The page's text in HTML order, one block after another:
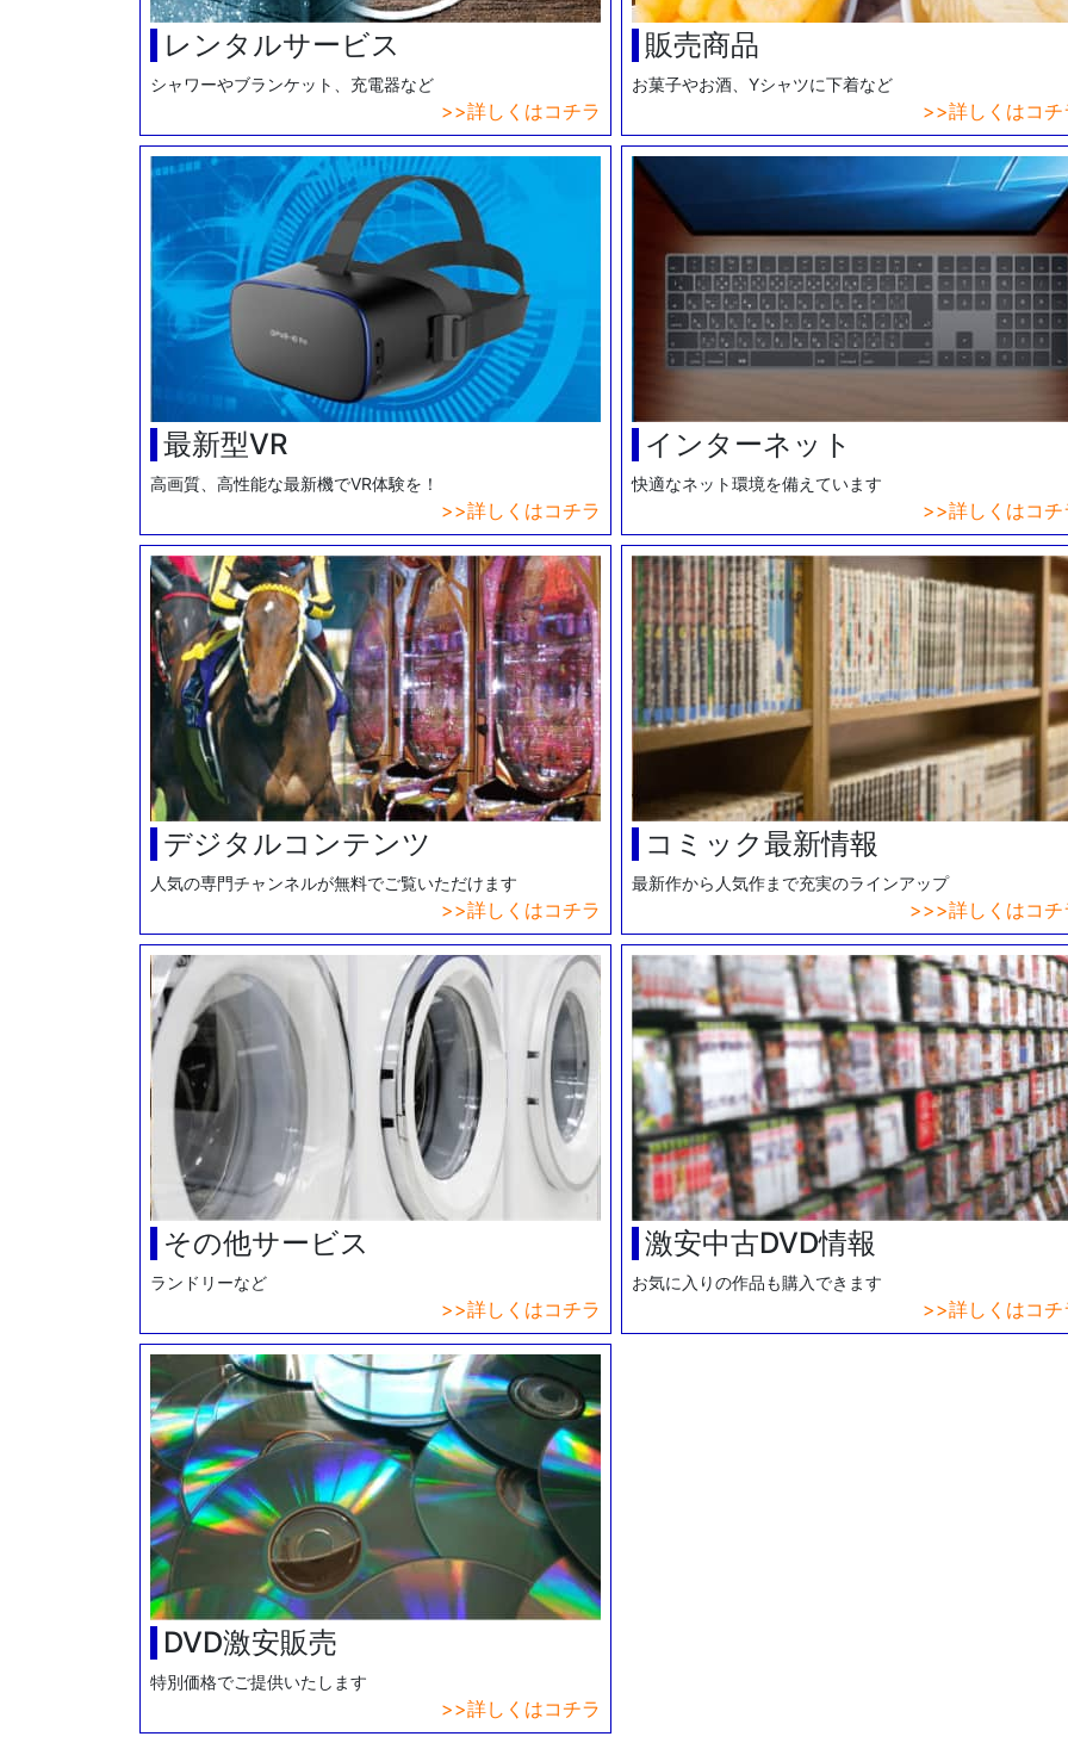
レンタルサービス
シャワーやブランケット、充電器など
詳しくはコチラ
販売商品
お菓子やお酒、Yシャツに下着など
詳しくはコチ
最新型VR
高画質、高性能な最新機でVR体験を！
詳しくはコチラ
インターネット
快適なネット環境を備えています
詳しくはコチ
デジタルコンテンツ
人気の専門チャンネルが無料でご覧いただけます
詳しくはコチラ
コミック最新情報
最新作から人気作まで充実のラインアップ
>詳しくはコチ
その他サービス
ランドリーなど
詳しくはコチラ
激安中古DVD情報
お気に入りの作品も購入できます
詳しくはコチ
DVD激安販売
特別価格でご提供いたします
詳しくはコチラ